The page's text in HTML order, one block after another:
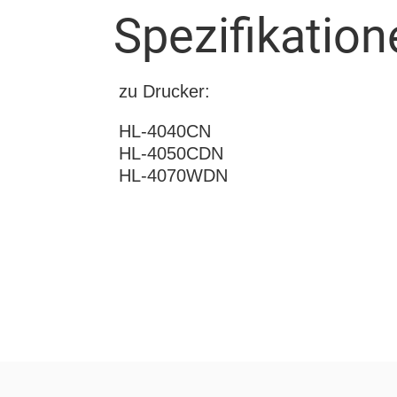
zu Drucker:
HL-4040CN
HL-4050CDN
HL-4070WDN